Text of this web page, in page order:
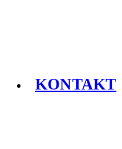
KONTAKT